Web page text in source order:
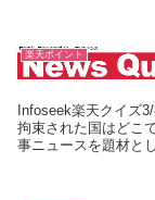
楽天ポイント
Infoseek楽天クイズ
拘束された国はどこ
事ニュースを題材と